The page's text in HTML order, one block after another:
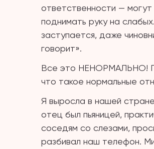
ответственности — могут
поднимать руку на
заступается, даже
говорит».
Все это НЕНОРМАЛЬНО!
что такое нормальные
Я выросла в нашей
отец был пьяницей,
соседям со слезами,
разбивал наш телефон.